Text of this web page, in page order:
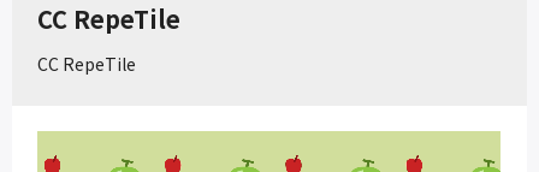
CC RepeTile
CC RepeTile